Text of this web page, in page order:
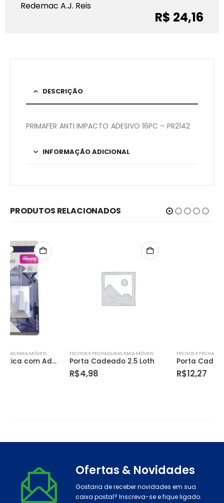
Redemac A.J. Reis
R$ 24,16
DESCRIÇÃO
PRIMAFER ANTI IMPACTO ADESIVO 16PC – PR2142
INFORMAÇÃO ADICIONAL
PRODUTOS RELACIONADOS
FECHOS E FECHADURAS PARA MÓVEIS
Porta Cadeado 2.5 Loth
FECHOS E FECHADURAS PARA MÓVEIS
Porta Cadeado 5 Loth Cartela – 12815
Ofertas & Novidades
Gostaria de receber novidades em sua
caixa postal? Inscreva-se e fique ligado.